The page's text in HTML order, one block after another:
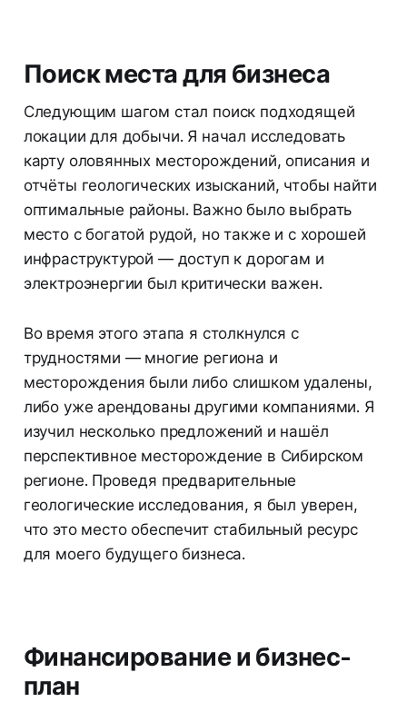
Поиск места для бизнеса
Следующим шагом стал поиск подходящей
локации для добычи. Я начал исследовать
карту оловянных месторождений, описания и
отчёты геологических изысканий, чтобы найти
оптимальные районы. Важно было выбрать
место с богатой рудой, но также и с хорошей
инфраструктурой — доступ к дорогам и
электроэнергии был критически важен.
Во время этого этапа я столкнулся с
трудностями — многие региона и
месторождения были либо слишком удалены,
либо уже арендованы другими компаниями. Я
изучил несколько предложений и нашёл
перспективное месторождение в Сибирском
регионе. Проведя предварительные
геологические исследования, я был уверен,
что это место обеспечит стабильный ресурс
для моего будущего бизнеса.
Финансирование и бизнес-
план